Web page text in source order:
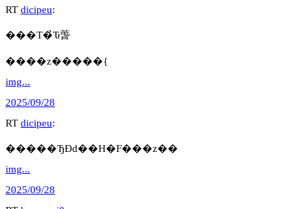
RT dicipeu:
���T�̉Ԏ萅
����z�����{
img...
2025/09/28
RT dicipeu:
�����ЂƉԁ��H�F���z��
img...
2025/09/28